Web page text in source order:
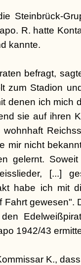
Steinbrück-
R. hatte
kannte.
befragt,
zum Stadion
denen ich mich
sie auf ihren
mir nicht
gelernt.
[...]
habe ich mit
gewesen".
1942/43
K.,